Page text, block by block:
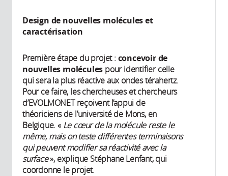
Design de nouvelles molécules et
caractérisation
Première étape du projet : concevoir de
nouvelles molécules pour identifier celle
qui sera la plus réactive aux ondes térahertz.
Pour ce faire, les chercheuses et chercheurs
d’EVOLMONET reçoivent l’appui de
théoriciens de l’université de Mons, en
Belgique. « Le cœur de la molécule reste le
même, mais on teste différentes terminaisons
qui peuvent modifier sa réactivité avec la
surface», explique Stéphane Lenfant, qui
coordonne le projet.